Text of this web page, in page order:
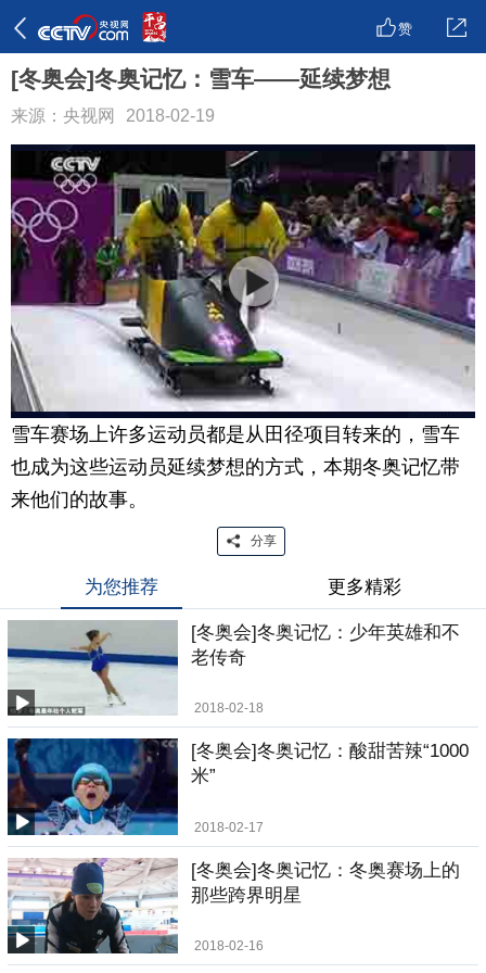
赞
[冬奥会]冬奥记忆：雪车——延续梦想
来源：央视网 2018-02-19
雪车赛场上许多运动员都是从田径项目转来的，雪车
也成为这些运动员延续梦想的方式，本期冬奥记忆带
来他们的故事。
分享
为您推荐 更多精彩
[冬奥会]冬奥记忆：少年英雄和不
老传奇
2018-02-18
[冬奥会]冬奥记忆：酸甜苦辣“1000
米”
2018-02-17
[冬奥会]冬奥记忆：冬奥赛场上的
那些跨界明星
2018-02-16